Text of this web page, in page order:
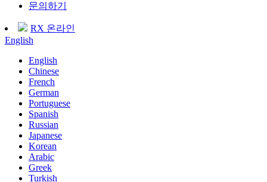
문의하기
RX 온라인
English
English
Chinese
French
German
Portuguese
Spanish
Russian
Japanese
Korean
Arabic
Greek
Turkish